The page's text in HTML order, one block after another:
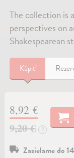
The collection is
perspectives on
Shakespearean
Kúpiť
8,92 €
9,20 €
?
Zasielame do